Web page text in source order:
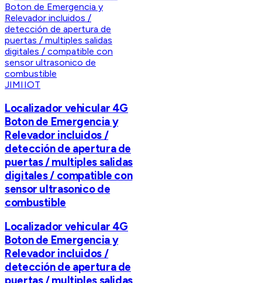
JIMIIOT
Localizador vehicular 4G
Boton de Emergencia y
Relevador incluidos /
detección de apertura de
puertas / multiples salidas
digitales / compatible con
sensor ultrasonico de
combustible
Localizador vehicular 4G
Boton de Emergencia y
Relevador incluidos /
detección de apertura de